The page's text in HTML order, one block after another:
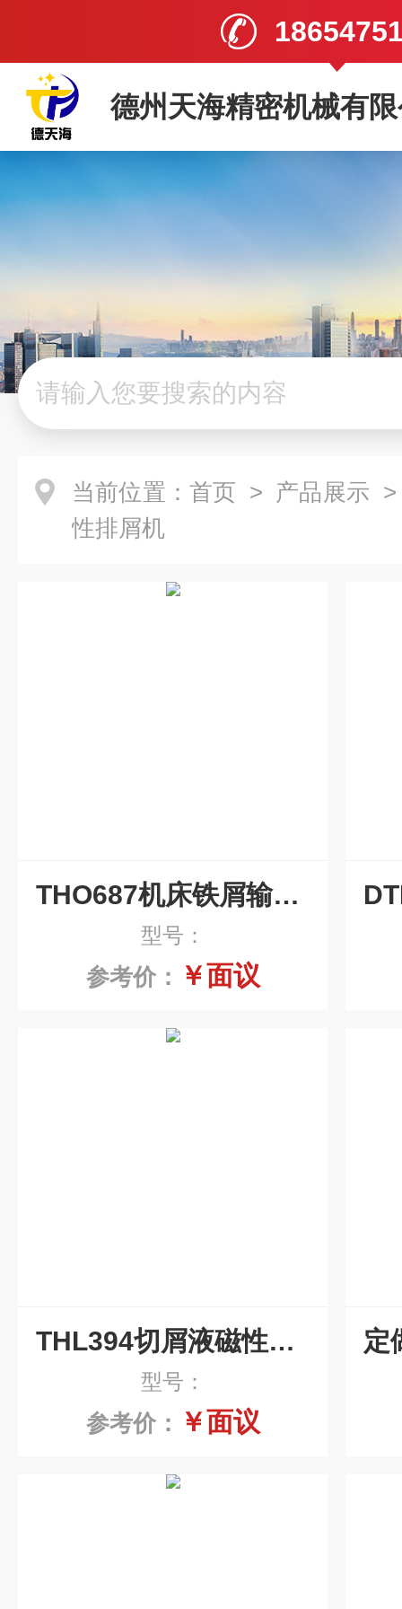
德州天海精密机械有
当前位置： 首页 > 产品展示
性排屑机
THO687机床铁屑输送磁性排屑机销售
型号：
参考价： ￥面议
THL394切屑液磁性排屑机
型号：
参考价： ￥面议